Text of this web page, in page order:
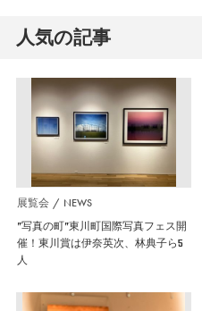
人気の記事
展覧会 NEWS
”写真の町”東川町国際写真フェス開
催！東川賞は伊奈英次、林典子ら5
人